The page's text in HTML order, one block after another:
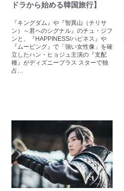
ドラから始める韓国旅行】
『キングダム』や『智異山（チリサ
ン）～君へのシグナル』のチュ・ジフ
ンと、『HAPPINESS/ハピネス』や
『ムービング』で「強い女性像」を確
立したハン・ヒョジュ主演の『支配
種』がディズニープラス スターで独
占…